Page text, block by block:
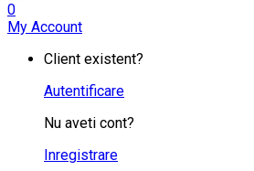
0
My Account
Client existent?
Autentificare
Nu aveti cont?
Inregistrare